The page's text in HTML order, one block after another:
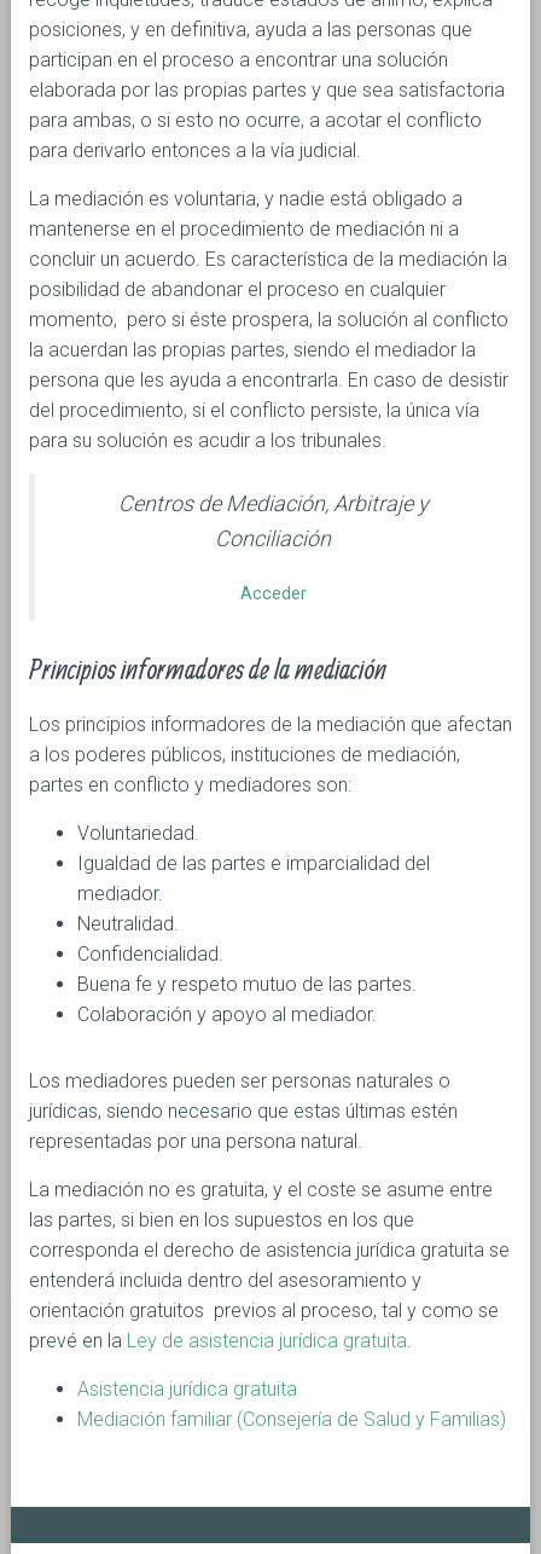
posiciones, y en definitiva, ayuda a las personas que
participan en el proceso a encontrar una solución
elaborada por las propias partes y que sea satisfactoria
para ambas, o si esto no ocurre, a acotar el conflicto
para derivarlo entonces a la vía judicial.
La mediación es voluntaria, y nadie está obligado a
mantenerse en el procedimiento de mediación ni a
concluir un acuerdo. Es característica de la mediación la
posibilidad de abandonar el proceso en cualquier
momento, pero si éste prospera, la solución al conflicto
la acuerdan las propias partes, siendo el mediador la
persona que les ayuda a encontrarla. En caso de desistir
del procedimiento, si el conflicto persiste, la única vía
para su solución es acudir a los tribunales.
Centros de Mediación, Arbitraje y
Conciliación
Acceder
Principios informadores de la mediación
Los principios informadores de la mediación que afectan
a los poderes públicos, instituciones de mediación,
partes en conflicto y mediadores son:
Voluntariedad.
Igualdad de las partes e imparcialidad del
mediador.
Neutralidad.
Confidencialidad.
Buena fe y respeto mutuo de las partes.
Colaboración y apoyo al mediador.
Los mediadores pueden ser personas naturales o
jurídicas, siendo necesario que estas últimas estén
representadas por una persona natural.
La mediación no es gratuita, y el coste se asume entre
las partes, si bien en los supuestos en los que
corresponda el derecho de asistencia jurídica gratuita se
entenderá incluida dentro del asesoramiento y
orientación gratuitos previos al proceso, tal y como se
prevé en laLey de asistencia jurídica gratuita.
Asistencia jurídica gratuita
Mediación familiar (Consejería de Salud y Familias)